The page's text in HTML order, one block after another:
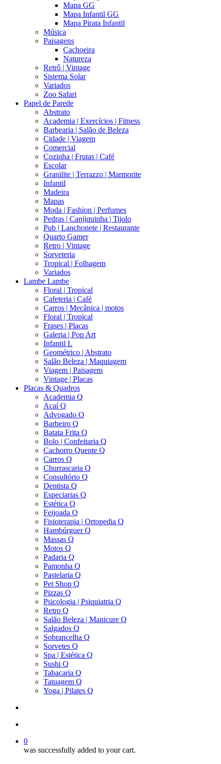
Mapa GG
Mapa Infantil GG
Mapa Pirata Infantil
Música
Paisagens
Cachoeira
Natureza
Retrô | Vintage
Sistema Solar
Variados
Zoo Safari
Papel de Parede
Abstrato
Academia | Exercícios | Fitness
Barbearia | Salão de Beleza
Cidade | Viagem
Comercial
Cozinha | Frutas | Café
Escolar
Granilite | Terrazzo | Marmorite
Infantil
Madeira
Mapas
Moda | Fashion | Perfumes
Pedras | Canjiquinha | Tijolo
Pub | Lanchonete | Restaurante
Quarto Gamer
Retro | Vintage
Sorveteria
Tropical | Folhagem
Variados
Lambe Lambe
Floral | Tropical
Cafeteria | Café
Carros | Mecânica | motos
Floral | Tropical
Frases | Placas
Galeria | Pop Art
Infantil L
Geométrico | Abstrato
Salão Beleza | Maquiagem
Viagem | Paisagem
Vintage | Placas
Placas & Quadros
Academia Q
Açaí Q
Advogado Q
Barbeiro Q
Batata Frita Q
Bolo | Confeitaria Q
Cachorro Quente Q
Carros Q
Churrascaria Q
Consultório Q
Dentista Q
Especiarias Q
Estética Q
Feijoada Q
Fisioterapia | Ortopedia Q
Hambúrguer Q
Massas Q
Motos Q
Padaria Q
Pamonha Q
Pastelaria Q
Pet Shop Q
Pizzas Q
Psicologia | Psiquiatria Q
Retro Q
Salão Beleza | Manicure Q
Salgados Q
Sobrancelha Q
Sorvetes Q
Spa | Estética Q
Sushi Q
Tabacaria Q
Tatuagem Q
Yoga | Pilates Q
0
was successfully added to your cart.